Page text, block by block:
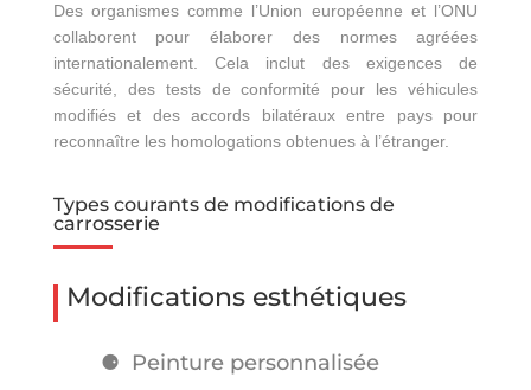
Des organismes comme l’Union européenne et l’ONU
collaborent pour élaborer des normes agréées
internationalement. Cela inclut des exigences de
sécurité, des tests de conformité pour les véhicules
modifiés et des accords bilatéraux entre pays pour
reconnaître les homologations obtenues à l’étranger.
Types courants de modifications de
carrosserie
Modifications esthétiques
Peinture personnalisée